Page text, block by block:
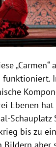
„Carmen“
Ebenen hat
Schauplatz
bis zu